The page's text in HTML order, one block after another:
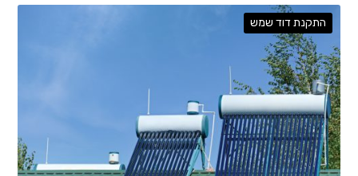
התקנת דוד שמש